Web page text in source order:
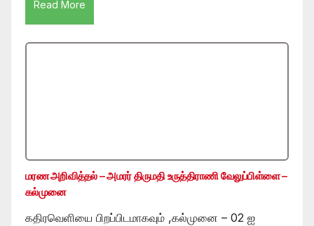
Read More
மரண அறிவித்தல் – அமரர் திருமதி உருத்திராணி வேலுப்பிள்ளை –
கல்முனை
கதிரவெளியை பிறப்பிடமாகவும் ,கல்முனை – 02 ஐ